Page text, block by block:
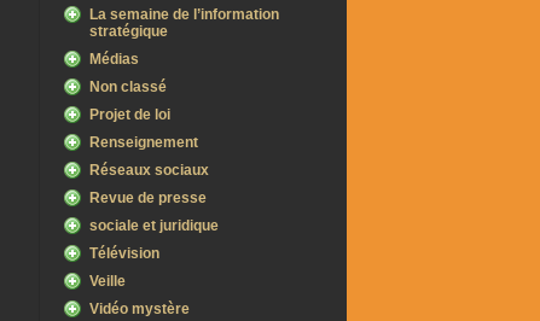
La semaine de l’information
stratégique
Médias
Non classé
Projet de loi
Renseignement
Réseaux sociaux
Revue de presse
sociale et juridique
Télévision
Veille
Vidéo mystère